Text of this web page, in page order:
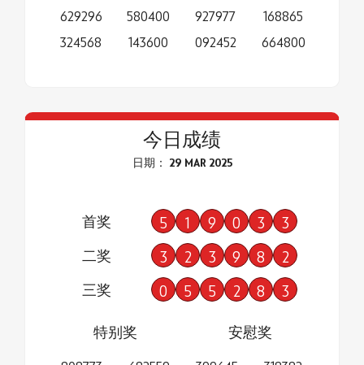
629296
324568
580400
143600
927977
092452
168865
664800
今日成绩
日期： 29 MAR 2025
首奖 5 1 9 0 3 3
二奖 3 2 3 9 8 2
三奖 0 5 5 2 8 3
特别奖
安慰奖